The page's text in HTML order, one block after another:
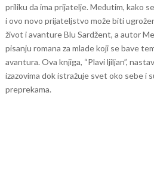
priliku da ima prijatelje. Međutim, kako
i ovo novo prijateljstvo može biti
život i avanture Blu Sardžent, a autor
pisanju romana za mlade koji se bave
avantura. Ova knjiga, “Plavi ljiljan”,
izazovima dok istražuje svet oko sebe i
preprekama.